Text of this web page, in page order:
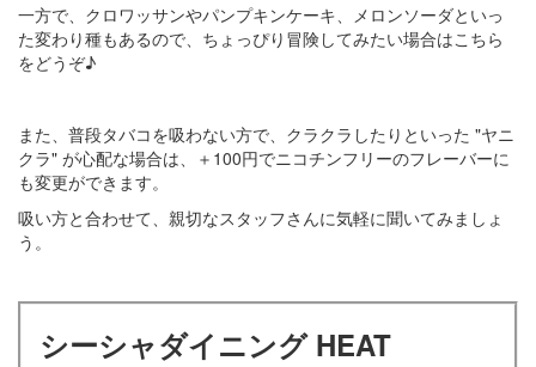
一方で、クロワッサンやパンプキンケーキ、メロンソーダといっ
た変わり種もあるので、ちょっぴり冒険してみたい場合はこちら
をどうぞ♪
また、普段タバコを吸わない方で、クラクラしたりといった "ヤニ
クラ" が心配な場合は、＋100円でニコチンフリーのフレーバーに
も変更ができます。
吸い方と合わせて、親切なスタッフさんに気軽に聞いてみましょ
う。
シーシャダイニング HEAT